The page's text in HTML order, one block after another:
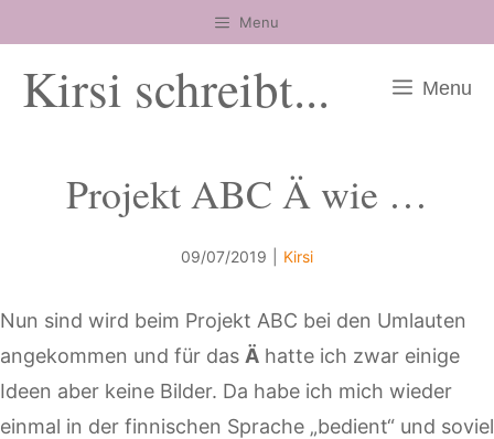
Inhalt
springen
Menu
Kirsi schreibt... Menu
Projekt ABC Ä wie …
09/07/2019 Kirsi
Nun sind wird beim Projekt ABC bei den Umlauten
angekommen und für das Ä hatte ich zwar einige
Ideen aber keine Bilder. Da habe ich mich wieder
einmal in der finnischen Sprache „bedient“ und soviel